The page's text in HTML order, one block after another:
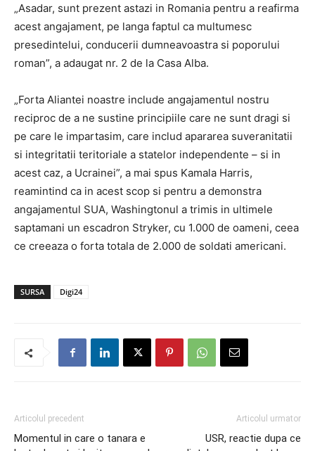
„Asadar, sunt prezent astazi in Romania pentru a reafirma
acest angajament, pe langa faptul ca multumesc
presedintelui, conducerii dumneavoastra si poporului
roman”, a adaugat nr. 2 de la Casa Alba.
„Forta Aliantei noastre include angajamentul nostru
reciproc de a ne sustine principiile care ne sunt dragi si
pe care le impartasim, care includ apararea suveranitatii
si integritatii teritoriale a statelor independente – si in
acest caz, a Ucrainei”, a mai spus Kamala Harris,
reamintind ca in acest scop si pentru a demonstra
angajamentul SUA, Washingtonul a trimis in ultimele
saptamani un escadron Stryker, cu 1.000 de oameni, ceea
ce creeaza o forta totala de 2.000 de soldati americani.
SURSA Digi24
Articolul precedent
Momentul in care o tanara e
Articolul urmator
USR, reactie dupa ce